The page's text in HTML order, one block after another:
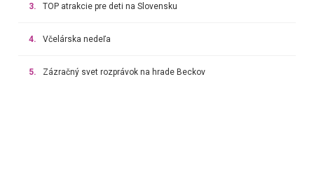
3. TOP atrakcie pre deti na Slovensku
4. Včelárska nedeľa
5. Zázračný svet rozprávok na hrade Beckov